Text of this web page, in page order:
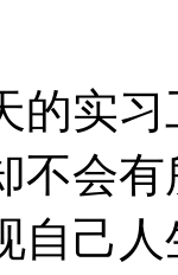
实习
不会
自己